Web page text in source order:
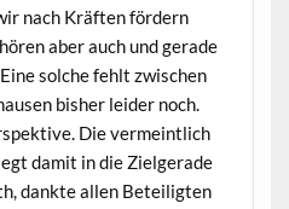
nach Kräften fördern
aber auch und ger­ade
solche fehlt zwis­chen
bish­er lei­der noch.
Die ver­meintlich
damit in die Ziel­ger­ade
dank­te allen Beteiligten